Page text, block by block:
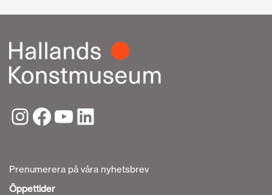
Prenumerera på våra nyhetsbrev
Öppettider